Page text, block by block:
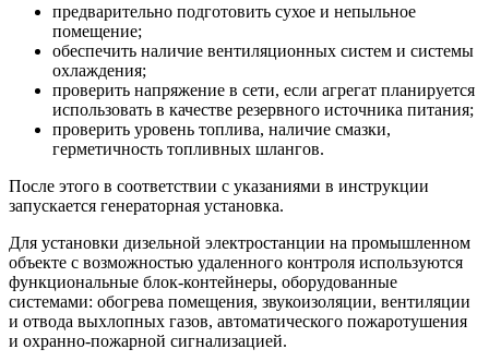
предварительно подготовить сухое и непыльное
помещение;
обеспечить наличие вентиляционных систем и системы
охлаждения;
проверить напряжение в сети, если агрегат планируется
использовать в качестве резервного источника питания;
проверить уровень топлива, наличие смазки,
герметичность топливных шлангов.
После этого в соответствии с указаниями в инструкции
запускается генераторная установка.
Для установки дизельной электростанции на промышленном
объекте с возможностью удаленного контроля используются
функциональные блок-контейнеры, оборудованные
системами: обогрева помещения, звукоизоляции, вентиляции
и отвода выхлопных газов, автоматического пожаротушения
и охранно-пожарной сигнализацией.